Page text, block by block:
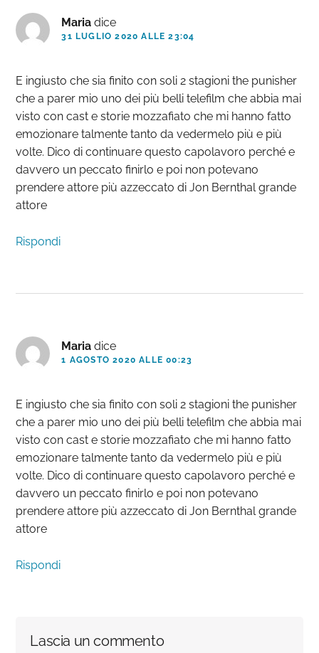
lettore
Maria dice
31 LUGLIO 2020 ALLE 23:04
E ingiusto che sia finito con soli 2 stagioni the punisher
che a parer mio uno dei più belli telefilm che abbia mai
visto con cast e storie mozzafiato che mi hanno fatto
emozionare talmente tanto da vedermelo più e più
volte. Dico di continuare questo capolavoro perché e
davvero un peccato finirlo e poi non potevano
prendere attore più azzeccato di Jon Bernthal grande
attore
Rispondi
Maria dice
1 AGOSTO 2020 ALLE 00:23
E ingiusto che sia finito con soli 2 stagioni the punisher
che a parer mio uno dei più belli telefilm che abbia mai
visto con cast e storie mozzafiato che mi hanno fatto
emozionare talmente tanto da vedermelo più e più
volte. Dico di continuare questo capolavoro perché e
davvero un peccato finirlo e poi non potevano
prendere attore più azzeccato di Jon Bernthal grande
attore
Rispondi
Lascia un commento